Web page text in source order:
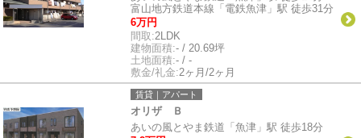
富山地方鉄道本線「電鉄魚津」駅 徒歩31分
6万円
間取:2LDK
建物面積:- / 20.69坪
土地面積:- / -
敷金/礼金:2ヶ月/2ヶ月
賃貸｜アパート
オリザ Ｂ
あいの風とやま鉄道「魚津」駅 徒歩18分